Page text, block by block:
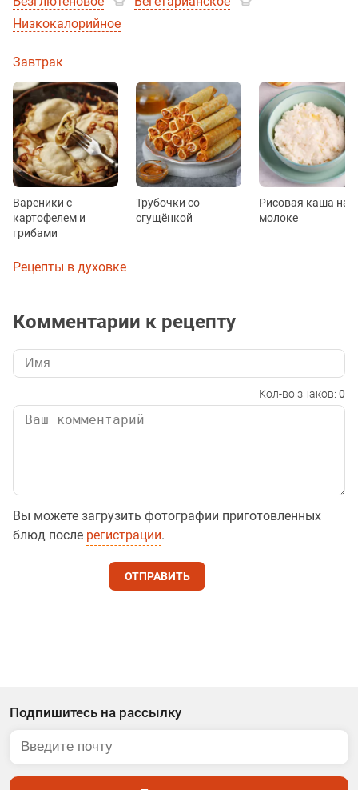
Низкокалорийное
Завтрак
Вареники с
картофелем и
грибами
Трубочки со
сгущёнкой
Рисовая каша на
молоке
Рецепты в духовке
Комментарии к рецепту
Кол-во знаков: 0
Вы можете загрузить фотографии приготовленных
блюд после регистрации.
ОТПРАВИТЬ
Подпишитесь на рассылку